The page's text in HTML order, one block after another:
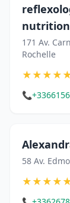
171 Av.
Rochelle
★★★★
📞
58 Av.
★★★★